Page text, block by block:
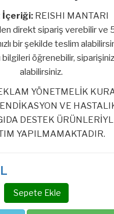
İçeriği: REISHI MANTARI
direkt sipariş verebilir ve
bir şekilde teslim
bilgileri öğrenebilir,
alabilirsiniz.
YÖNETMELİK
VE
DESTEK
YAPILMAMAKTADIR.
Sepete Ekle